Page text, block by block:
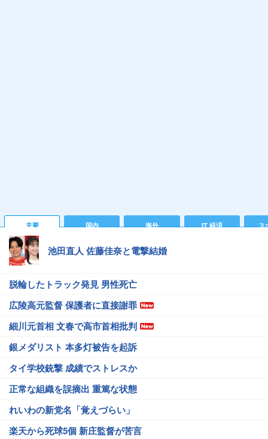
主要 国内 海外 IT 経済 ス
池田直人 佐藤佳奈と電撃結婚
脱輪したトラック発見 男性死亡
広陵高元監督 保護者に直接謝罪
細川元首相 文春で高市首相批判
銀メダリスト 本多灯被告を起訴
タイ学校銃撃 成績でストレスか
正常な組織を誤摘出 重篤な状態
れいわの新党名「覚えづらい」
楽天から死球5個 新庄監督が苦言